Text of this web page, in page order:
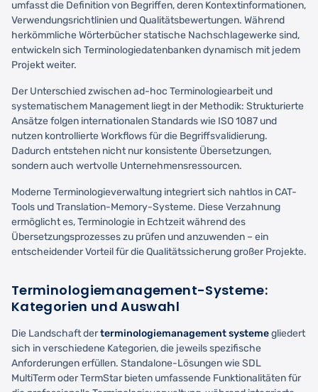
umfasst die Definition von Begriffen, deren Kontextinformationen,
Verwendungsrichtlinien und Qualitätsbewertungen. Während
herkömmliche Wörterbücher statische Nachschlagewerke sind,
entwickeln sich Terminologiedatenbanken dynamisch mit jedem
Projekt weiter.
Der Unterschied zwischen ad-hoc Terminologiearbeit und
systematischem Management liegt in der Methodik: Strukturierte
Ansätze folgen internationalen Standards wie ISO 1087 und
nutzen kontrollierte Workflows für die Begriffsvalidierung.
Dadurch entstehen nicht nur konsistente Übersetzungen,
sondern auch wertvolle Unternehmensressourcen.
Moderne Terminologieverwaltung integriert sich nahtlos in CAT-
Tools und Translation-Memory-Systeme. Diese Verzahnung
ermöglicht es, Terminologie in Echtzeit während des
Übersetzungsprozesses zu prüfen und anzuwenden – ein
entscheidender Vorteil für die Qualitätssicherung großer Projekte.
Terminologiemanagement-Systeme:
Kategorien und Auswahl
Die Landschaft derterminologiemanagement systemegliedert
sich in verschiedene Kategorien, die jeweils spezifische
Anforderungen erfüllen. Standalone-Lösungen wie SDL
MultiTerm oder TermStar bieten umfassende Funktionalitäten für